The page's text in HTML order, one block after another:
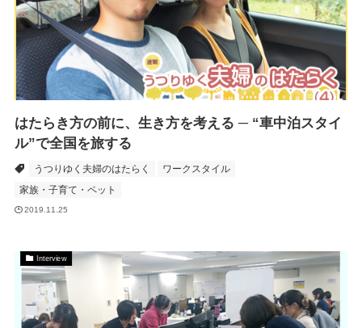
はたらき方の前に、生き方を考える ─ “車中泊スタイ
ル”で全国を旅する
うつりゆく夫婦のはたらく
ワークスタイル
家族・子育て・ペット
2019.11.25
Interview